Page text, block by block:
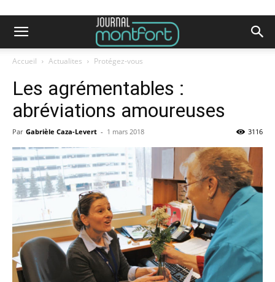
Accueil Actualites Protégez-vous
Les agrémentables :
abréviations amoureuses
Par Gabrièle Caza-Levert - 1 mars 2018 3116